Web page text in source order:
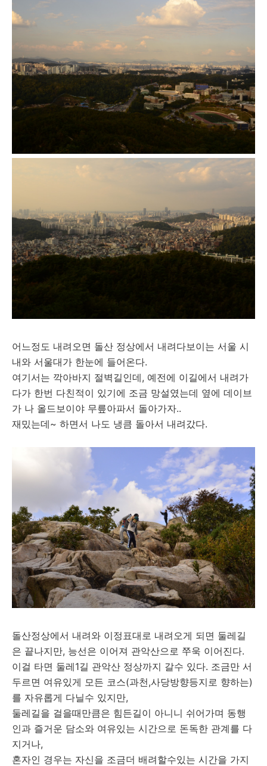
어느정도 내려오면 돌산 정상에서 내려다보이는 서울 시
내와 서울대가 한눈에 들어온다.
여기서는 깍아바지 절벽길인데, 예전에 이길에서 내려가
다가 한번 다친적이 있기에 조금 망설였는데 옆에 데이브
가 나 올드보이야 무릎아파서 돌아가자..
재밌는데~ 하면서 나도 냉큼 돌아서 내려갔다.
돌산정상에서 내려와 이정표대로 내려오게 되면 둘레길
은 끝나지만, 능선은 이어져 관악산으로 쭈욱 이어진다.
이걸 타면 둘레1길 관악산 정상까지 갈수 있다. 조금만 서
두르면 여유있게 모든 코스(과천,사당방향등지로 향하는)
를 자유롭게 다닐수 있지만,
둘레길을 걸을때만큼은 힘든길이 아니니 쉬어가며 동행
인과 즐거운 담소와 여유있는 시간으로 돈독한 관계를 다
지거나,
혼자인 경우는 자신을 조금더 배려할수있는 시간을 가지